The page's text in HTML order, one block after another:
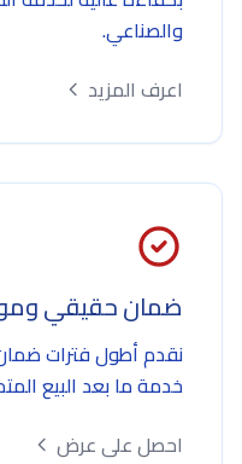
والصناعي.
اعرف المزيد
ضمان حقيقي
نقدم أطول فترات ضمان
خدمة ما بعد البيع
احصل على عرض